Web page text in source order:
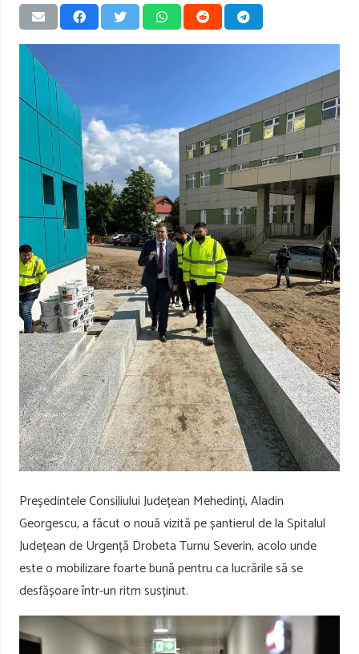
Președintele Consiliului Județean Mehedinți, Aladin
Georgescu, a făcut o nouă vizită pe șantierul de la Spitalul
Județean de Urgență Drobeta Turnu Severin, acolo unde
este o mobilizare foarte bună pentru ca lucrările să se
desfășoare într-un ritm susținut.